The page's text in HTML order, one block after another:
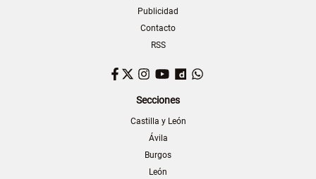
Publicidad
Contacto
RSS
Facebook
TwitterInstagram
YouTubeDailymotion
Secciones
Castilla y León
Ávila
Burgos
León